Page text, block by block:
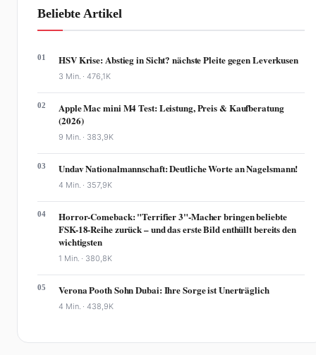
Beliebte Artikel
01 HSV Krise: Abstieg in Sicht? nächste Pleite gegen Leverkusen
3 Min. ·476,1K
02
Apple Mac mini M4 Test: Leistung, Preis & Kaufberatung
(2026)
9 Min. · 383,9K
03 Undav Nationalmannschaft: Deutliche Worte an Nagelsmann!
4 Min. · 357,9K
04
Horror-Comeback: "Terrifier 3"-Macher bringen beliebte
FSK-18-Reihe zurück – und das erste Bild enthüllt bereits den
wichtigsten
1 Min. · 380,8K
05 Verona Pooth Sohn Dubai: Ihre Sorge ist Unerträglich
4 Min. ·438,9K